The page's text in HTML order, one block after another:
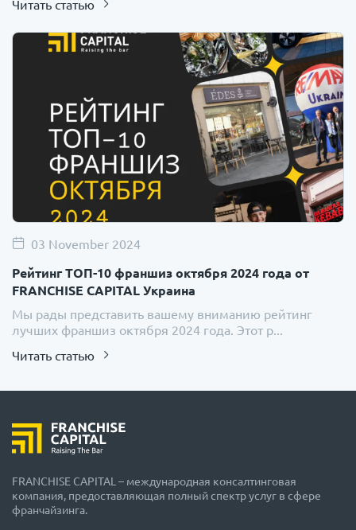
Читать статью
03 November 2024
Рейтинг ТОП-10 франшиз октября 2024 года от
FRANCHISE CAPITAL Украина
Мы рады представить вашему вниманию рейтинг
лучших франшиз октября 2024 года. Этот р...
Читать статью
FRANCHISE CAPITAL – международная консалтинговая
компания, предоставляющая полный спектр услуг в сфере
франчайзинга.